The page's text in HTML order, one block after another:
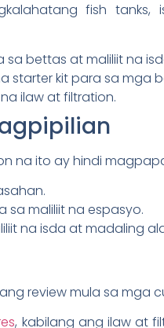
fish tanks,
sa bettas at maliliit na
starter kit para sa mga
ilaw at filtration.
na ito ay hindi
sa maliliit na espasyo.
na isda at madaling
review mula sa mga
, kabilang ang ilaw at